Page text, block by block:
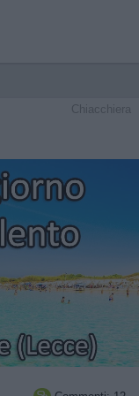
Chiacchiera